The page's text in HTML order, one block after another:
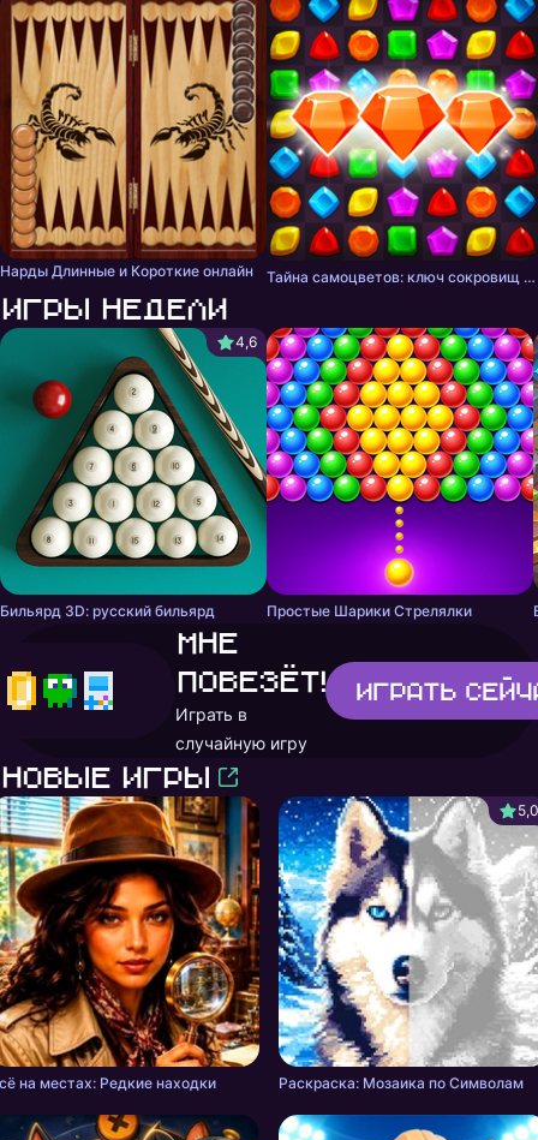
Нарды Длинные и Короткие онлайн Тайна самоцветов: ключ сокровищ - три в ряд
Игры недели
4,6
Бильярд 3D: русский бильярд Простые Шарики Стрелялки
Мне
повезёт!
Играть в
случайную игру
Играть
Новые игры
на местах: Редкие находки
5,0
Раскраска: Мозаика по Символам